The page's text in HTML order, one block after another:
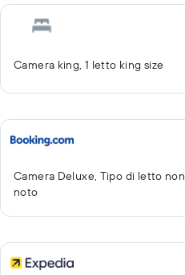
Camera king, 1 letto king size
Camera Deluxe, Tipo di letto non
noto